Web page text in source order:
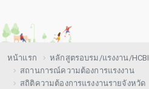
หน้าแรก
หลักสูตรอบรม/แรงงาน/HCBI
สถานการณ์ความต้องการแรงงาน
สถิติความต้องการแรงงานรายจังหวัด